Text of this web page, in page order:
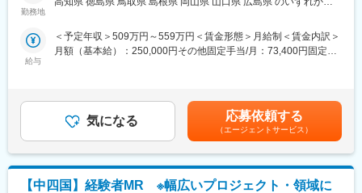
会、自身の強みを活かしたPJ相談などが可能です。定期的な面談
を通じて、その時々に応じたプロジェクトを提示するなどフレキ
■明確な評価制度：
自身の成果や頑張りが客観的に評価され、年収に反映されます。
また、在籍年数が増えると永年勤続報奨金や四半期一時金などの
手当もアップします。つまり、やりがいや努力がきちんと報われ
る報酬制度になっています。
・内資系の安定企業で働きたい
という方にはおススメです！
MR（医薬情報担当者）として、ドクターや医薬品卸へ訪問、医薬
品に関する情報提供を行います。
＜MRとは＞
医薬品販売に際し、医師への医薬品の効果、効能、副作用を情報
提供がミッションです。
勤務地
定める事業所
給与
＜予定年収＞509万円～559万円＜賃金形態＞月給制＜賃金内訳＞
月額（基本給）：250,000円その他固定手当/月：73,400円固定残
どを考慮し、規定により決定します。※年収の他に別途日当（月額
3～4万円）・諸手当有昇給：年1回★頑張りに応じて年収UP★赴
任先の評価次第で大幅に年収をUPできます。（年2回業績給改
定）賃金はあくまでも目安の金額であり、選考を通じて上下する
可能性があります。月給(月額)は固定手当を含めた表記です。
気になる 応募依頼する
（エージェントサービス）
【中四国】経験者MR ※幅広いプロジェクト・領域に